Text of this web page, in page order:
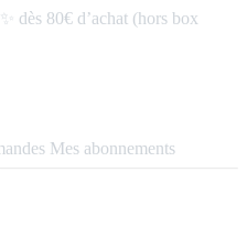
dès 80€ d’achat (hors box
⭢
Mes abonnements